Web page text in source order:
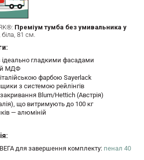
Преміум тумба без умивальника у
81 см.
ідеально гладкими фасадами
МДФ
фарбою Sayerlack
з системою рейлінгів
Blum/Hettich (Австрія)
що витримують до 100 кг
— алюміній
для завершення комплекту: пенал 40